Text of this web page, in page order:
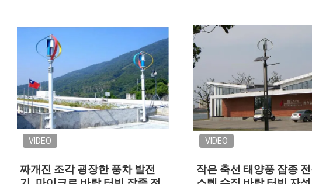
VIDEO
짜개진 조각 굉장한 풍차 발전
VIDEO
작은 축선 태양풍 잡종